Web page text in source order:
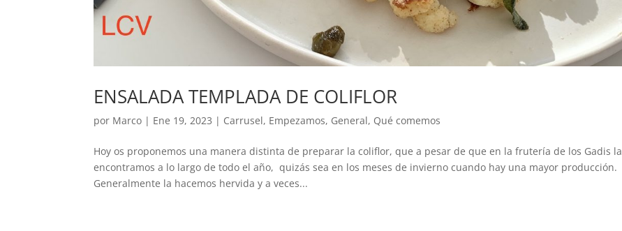
ENSALADA TEMPLADA DE COLIFLOR
por Marco | Ene 19, 2023 | Carrusel, Empezamos, General, Qué comemos
Hoy os proponemos una manera distinta de preparar la coliflor, que a pesar de que en la frutería de los Gadis la
encontramos a lo largo de todo el año, quizás sea en los meses de invierno cuando hay una mayor producción.
Generalmente la hacemos hervida y a veces...